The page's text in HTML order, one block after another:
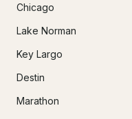
Chicago
Lake Norman
Key Largo
Destin
Marathon